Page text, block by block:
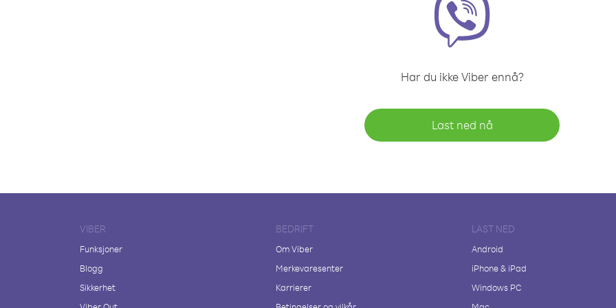
Har du ikke Viber ennå?
Last ned nå
VIBER
Funksjoner
Blogg
Sikkerhet
BEDRIFT
Om Viber
Merkevaresenter
Karrierer
LAST NED
Android
iPhone & iPad
Windows PC